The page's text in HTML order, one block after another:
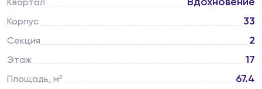
Корпус 33
Секция 2
Этаж 17
Площадь, м² 67.4